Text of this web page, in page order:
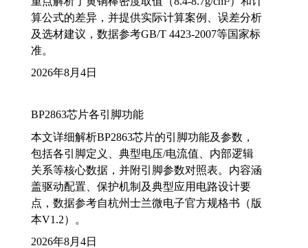
算公式的差异，并提供实际计算案例、误差分析
及选材建议，数据参考GB/T 4423-2007等国家标
准。
2026年8月4日
BP2863芯片各引脚功能
本文详细解析BP2863芯片的引脚功能及参数，
包括各引脚定义、典型电压/电流值、内部逻辑
关系等核心数据，并附引脚参数对照表。内容涵
盖驱动配置、保护机制及典型应用电路设计要
点，数据参考自杭州士兰微电子官方规格书（版
本V1.2）。
2026年8月4日